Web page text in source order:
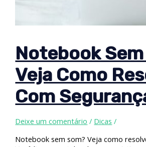
Notebook
Veja Como
Com
Deixe um comentário / Dicas /
Notebook sem som? Veja como